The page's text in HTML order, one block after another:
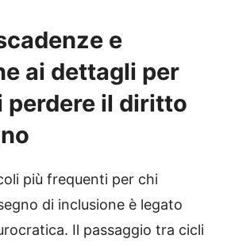
e
ai dettagli per
perdere il diritto
più frequenti per chi
di inclusione è legato
Il passaggio tra cicli